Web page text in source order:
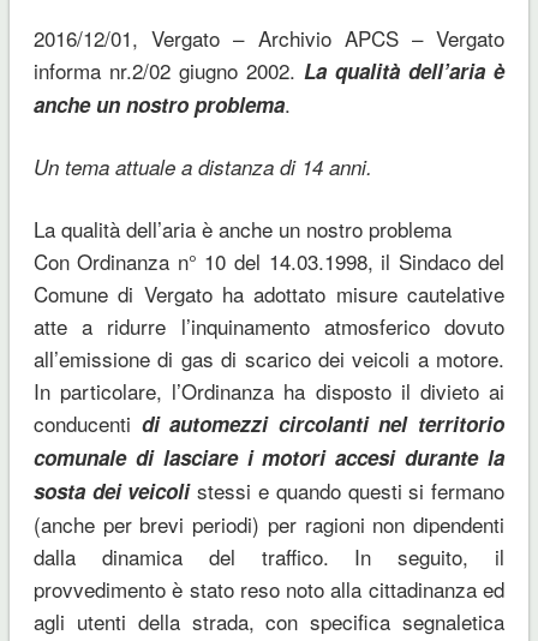
2016/12/01, Vergato – Archivio APCS – Vergato
informa nr.2/02 giugno 2002. La qualità dell’aria è
anche un nostro problema.
Un tema attuale a distanza di 14 anni.
La qualità dell’aria è anche un nostro problema
Con Ordinanza n° 10 del 14.03.1998, il Sindaco del
Comune di Vergato ha adottato misure cautelative
atte a ridurre l’inquinamento atmosferico dovuto
all’emissione di gas di scarico dei veicoli a motore.
In particolare, l’Ordinanza ha disposto il divieto ai
conducenti di automezzi circolanti nel territorio
comunale di lasciare i motori accesi durante la
sosta dei veicolistessi e quando questi si fermano
(anche per brevi periodi) per ragioni non dipendenti
dalla dinamica del traffico. In seguito, il
provvedimento è stato reso noto alla cittadinanza ed
agli utenti della strada, con specifica segnaletica